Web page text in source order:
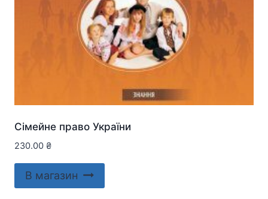
Сімейне право України
230.00 ₴
В магазин